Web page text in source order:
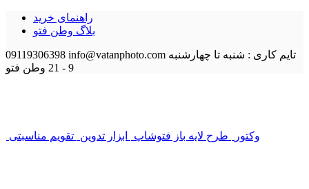
راهنمای خرید
بلاگ وطن فتو
09119306398 info@vatanphoto.com تایم کاری : شنبه تا چهارشنبه
9 - 21
وطن فتو
وکتور طرح لایه باز فتوشاپ ابزار تدوین تقویم مناسبتی